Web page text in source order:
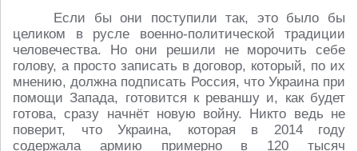
Если бы они поступили так, это было бы
целиком в русле военно-политической традиции
человечества. Но они решили не морочить себе
голову, а просто записать в договор, который, по их
мнению, должна подписать Россия, что Украина при
помощи Запада, готовится к реваншу и, как будет
готова, сразу начнёт новую войну. Никто ведь не
поверит, что Украина, которая в 2014 году
содержала армию примерно в 120 тысяч